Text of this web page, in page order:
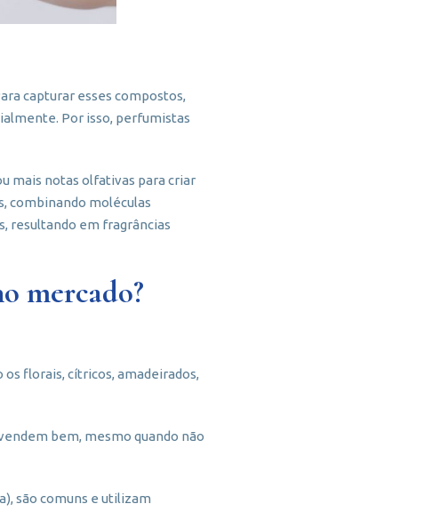
capturar esses compostos,
Por isso, perfumistas
mais notas olfativas para criar
combinando moléculas
resultando em fragrâncias
mercado?
florais, cítricos, amadeirados,
bem, mesmo quando não
são comuns e utilizam